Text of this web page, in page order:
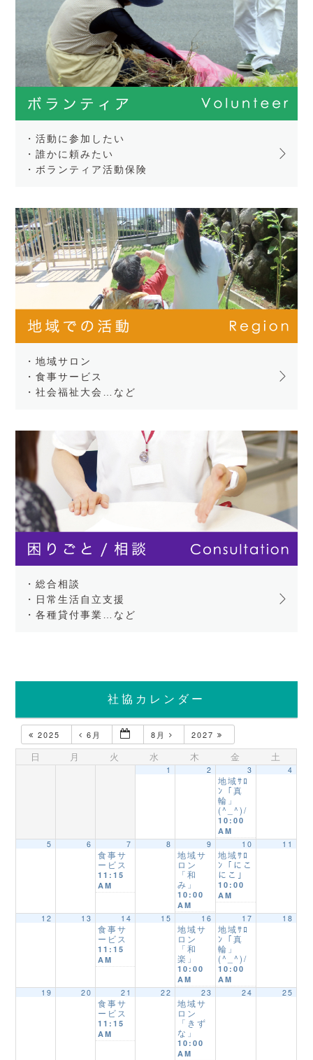
・活動に参加したい
・誰かに頼みたい
・ボランティア活動保険
・地域サロン
・食事サービス
・社会福祉大会…など
・総合相談
・日常生活自立支援
・各種貸付事業…など
社協カレンダー
2025 6月 8月 2027
日 月 火 水 木 金 土
1 2 3
地域ｻﾛ
ﾝ「真
輪」
(^_^)/
10:00
AM
4
5 6 7
食事サ
ービス
11:15
AM
8 9
地域サ
ロン
「和
み」
10:00
AM
10
地域ｻﾛ
ﾝ「にこ
にこ」
10:00
AM
11
12 13 14
食事サ
ービス
11:15
AM
15 16
地域サ
ロン
「和
楽」
10:00
AM
17
地域ｻﾛ
ﾝ「真
輪」
(^_^)/
10:00
AM
18
19 20 21
食事サ
ービス
11:15
AM
22 23
地域サ
ロン
「きず
な」
10:00
AM
24 25